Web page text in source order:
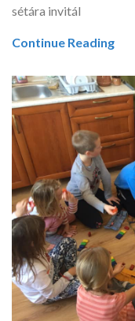
sétára invitál
Continue Reading